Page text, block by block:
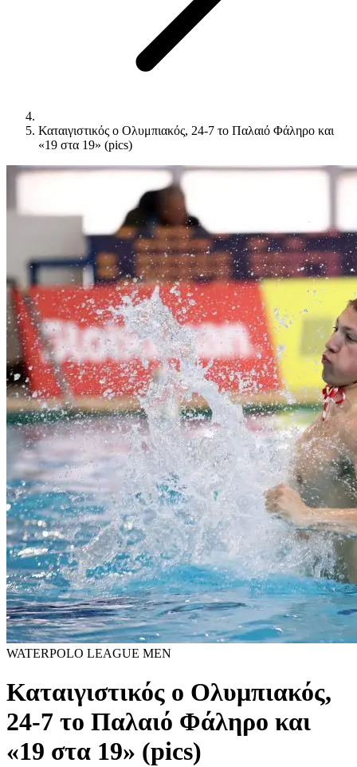
Καταιγιστικός ο Ολυμπιακός, 24-7 το Παλαιό Φάληρο και
«19 στα 19» (pics)
WATERPOLO LEAGUE MEN
Καταιγιστικός ο Ολυμπιακός,
24-7 το Παλαιό Φάληρο και
«19 στα 19» (pics)